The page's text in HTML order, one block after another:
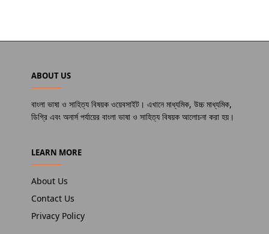
ABOUT US
বাংলা ভাষা ও সাহিত্য বিষয়ক ওয়েবসাইট। এখানে মাধ্যমিক, উচ্চ মাধ্যমিক,
ডিগ্রি এবং অনার্স পর্যায়ের বাংলা ভাষা ও সাহিত্য বিষয়ক আলোচনা করা হয়।
LEARN MORE
About Us
Contact Us
Privacy Policy